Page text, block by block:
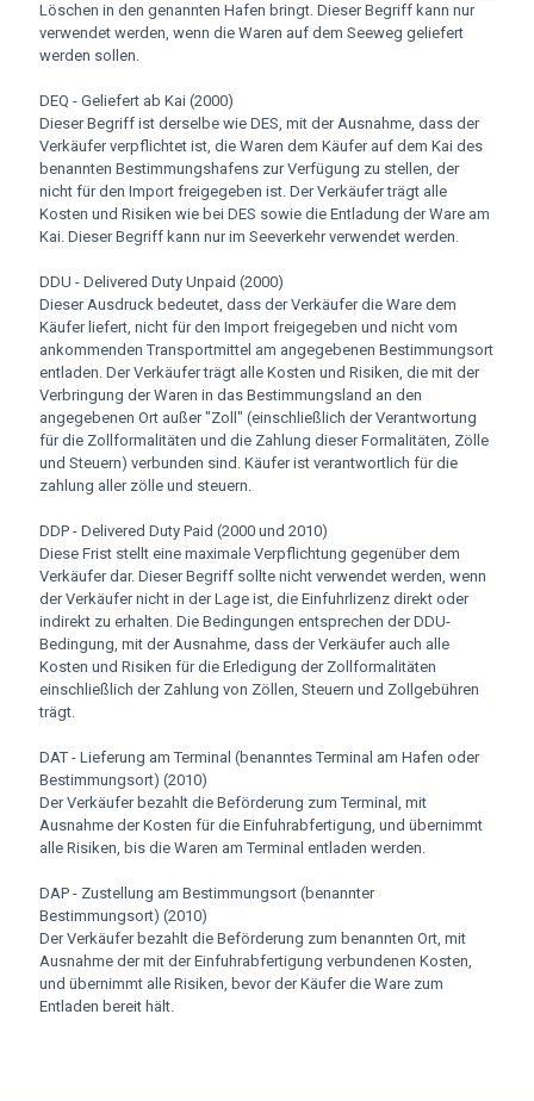
Löschen in den genannten Hafen bringt. Dieser Begriff kann nur
verwendet werden, wenn die Waren auf dem Seeweg geliefert
werden sollen.
DEQ - Geliefert ab Kai (2000)
Dieser Begriff ist derselbe wie DES, mit der Ausnahme, dass der
Verkäufer verpflichtet ist, die Waren dem Käufer auf dem Kai des
benannten Bestimmungshafens zur Verfügung zu stellen, der
nicht für den Import freigegeben ist. Der Verkäufer trägt alle
Kosten und Risiken wie bei DES sowie die Entladung der Ware am
Kai. Dieser Begriff kann nur im Seeverkehr verwendet werden.
DDU - Delivered Duty Unpaid (2000)
Dieser Ausdruck bedeutet, dass der Verkäufer die Ware dem
Käufer liefert, nicht für den Import freigegeben und nicht vom
ankommenden Transportmittel am angegebenen Bestimmungsort
entladen. Der Verkäufer trägt alle Kosten und Risiken, die mit der
Verbringung der Waren in das Bestimmungsland an den
angegebenen Ort außer "Zoll" (einschließlich der Verantwortung
für die Zollformalitäten und die Zahlung dieser Formalitäten, Zölle
und Steuern) verbunden sind. Käufer ist verantwortlich für die
zahlung aller zölle und steuern.
DDP - Delivered Duty Paid (2000 und 2010)
Diese Frist stellt eine maximale Verpflichtung gegenüber dem
Verkäufer dar. Dieser Begriff sollte nicht verwendet werden, wenn
der Verkäufer nicht in der Lage ist, die Einfuhrlizenz direkt oder
indirekt zu erhalten. Die Bedingungen entsprechen der DDU-
Bedingung, mit der Ausnahme, dass der Verkäufer auch alle
Kosten und Risiken für die Erledigung der Zollformalitäten
einschließlich der Zahlung von Zöllen, Steuern und Zollgebühren
trägt.
DAT - Lieferung am Terminal (benanntes Terminal am Hafen oder
Bestimmungsort) (2010)
Der Verkäufer bezahlt die Beförderung zum Terminal, mit
Ausnahme der Kosten für die Einfuhrabfertigung, und übernimmt
alle Risiken, bis die Waren am Terminal entladen werden.
DAP - Zustellung am Bestimmungsort (benannter
Bestimmungsort) (2010)
Der Verkäufer bezahlt die Beförderung zum benannten Ort, mit
Ausnahme der mit der Einfuhrabfertigung verbundenen Kosten,
und übernimmt alle Risiken, bevor der Käufer die Ware zum
Entladen bereit hält.